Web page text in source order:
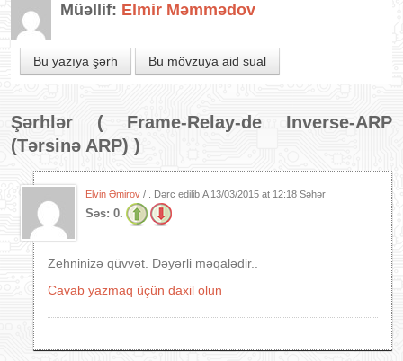
Müəllif: Elmir Məmmədov
Bu yazıya şərh Bu mövzuya aid sual
Şərhlər ( Frame-Relay-de Inverse-ARP
(Tərsinə ARP) )
Elvin Əmirov / . Dərc edilib:A 13/03/2015 at 12:18 Səhər
Səs: 0.
Zehninizə qüvvət. Dəyərli məqalədir..
Cavab yazmaq üçün daxil olun